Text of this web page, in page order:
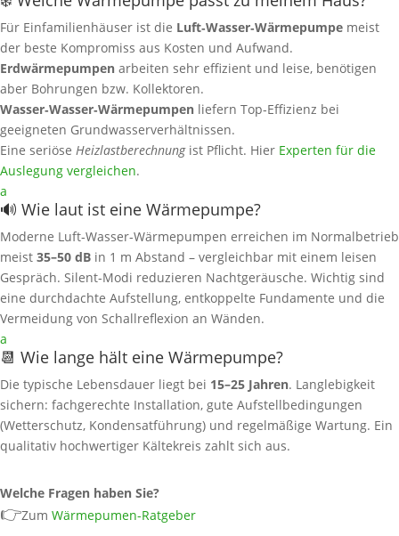
Für Einfamilienhäuser ist die Luft‑Wasser‑Wärmepumpe meist
der beste Kompromiss aus Kosten und Aufwand.
Erdwärmepumpen arbeiten sehr effizient und leise, benötigen
aber Bohrungen bzw. Kollektoren.
Wasser‑Wasser‑Wärmepumpen liefern Top‑Effizienz bei
geeigneten Grundwasserverhältnissen.
Eine seriöse Heizlastberechnungist Pflicht. Hier Experten für die
Auslegung vergleichen.
a
🔊 Wie laut ist eine Wärmepumpe?
Moderne Luft‑Wasser‑Wärmepumpen erreichen im Normalbetrieb
meist 35–50 dB in 1 m Abstand – vergleichbar mit einem leisen
Gespräch. Silent‑Modi reduzieren Nachtgeräusche. Wichtig sind
eine durchdachte Aufstellung, entkoppelte Fundamente und die
Vermeidung von Schallreflexion an Wänden.
a
📆 Wie lange hält eine Wärmepumpe?
Die typische Lebensdauer liegt bei 15–25 Jahren. Langlebigkeit
sichern: fachgerechte Installation, gute Aufstellbedingungen
(Wetterschutz, Kondensatführung) und regelmäßige Wartung. Ein
qualitativ hochwertiger Kältekreis zahlt sich aus.
Welche Fragen haben Sie?
👉Zum Wärmepumen-Ratgeber